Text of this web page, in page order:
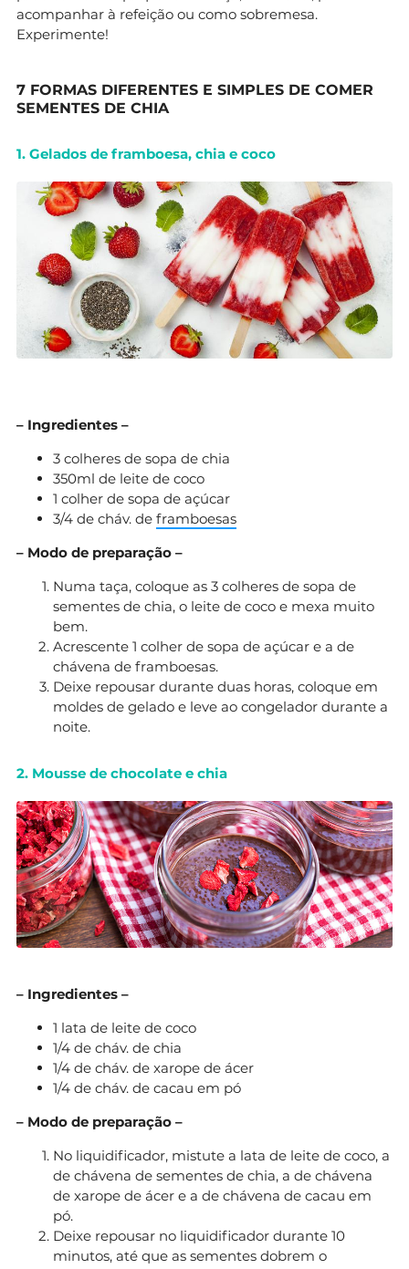
acompanhar à refeição ou como sobremesa.
Experimente!
7 FORMAS DIFERENTES E SIMPLES DE COMER
SEMENTES DE CHIA
1. Gelados de framboesa, chia e coco
– Ingredientes –
3 colheres de sopa de chia
350ml de leite de coco
1 colher de sopa de açúcar
3/4 de cháv. de framboesas
– Modo de preparação –
Numa taça, coloque as 3 colheres de sopa de
sementes de chia, o leite de coco e mexa muito
bem.
Acrescente 1 colher de sopa de açúcar e a de
chávena de framboesas.
Deixe repousar durante duas horas, coloque em
moldes de gelado e leve ao congelador durante a
noite.
2. Mousse de chocolate e chia
– Ingredientes –
1 lata de leite de coco
1/4 de cháv. de chia
1/4 de cháv. de xarope de ácer
1/4 de cháv. de cacau em pó
– Modo de preparação –
No liquidificador, mistute a lata de leite de coco, a
de chávena de sementes de chia, a de chávena
de xarope de ácer e a de chávena de cacau em
pó.
Deixe repousar no liquidificador durante 10
minutos, até que as sementes dobrem o